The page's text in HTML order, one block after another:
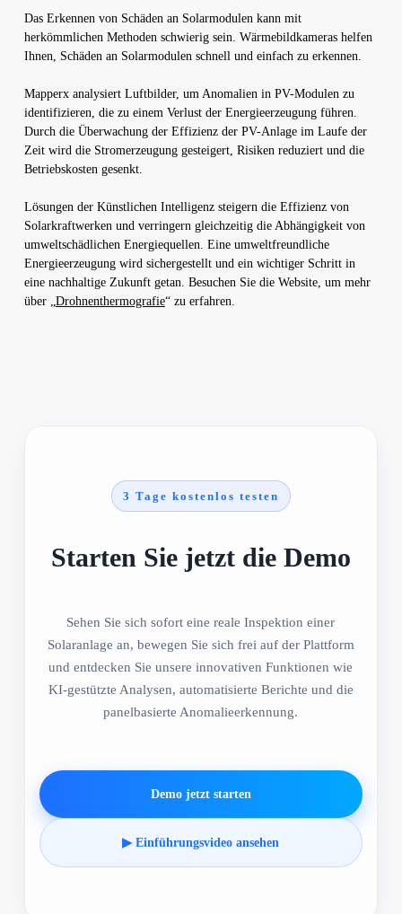
Das Erkennen von Schäden an Solarmodulen kann mit
herkömmlichen Methoden schwierig sein. Wärmebildkameras helfen
Ihnen, Schäden an Solarmodulen schnell und einfach zu erkennen.
Mapperx analysiert Luftbilder, um Anomalien in PV-Modulen zu
identifizieren, die zu einem Verlust der Energieerzeugung führen.
Durch die Überwachung der Effizienz der PV-Anlage im Laufe der
Zeit wird die Stromerzeugung gesteigert, Risiken reduziert und die
Betriebskosten gesenkt.
Lösungen der Künstlichen Intelligenz steigern die Effizienz von
Solarkraftwerken und verringern gleichzeitig die Abhängigkeit von
umweltschädlichen Energiequellen. Eine umweltfreundliche
Energieerzeugung wird sichergestellt und ein wichtiger Schritt in
eine nachhaltige Zukunft getan. Besuchen Sie die Website, um mehr
über „Drohnenthermografie“ zu erfahren.
3 Tage kostenlos testen
Starten Sie jetzt die Demo
Sehen Sie sich sofort eine reale Inspektion einer
Solaranlage an, bewegen Sie sich frei auf der Plattform
und entdecken Sie unsere innovativen Funktionen wie
KI-gestützte Analysen, automatisierte Berichte und die
panelbasierte Anomalieerkennung.
Demo jetzt starten
▶ Einführungsvideo ansehen